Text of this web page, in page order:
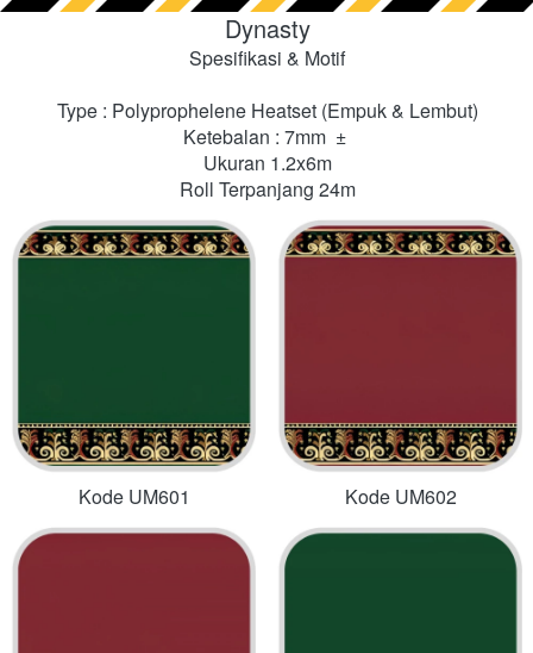
Dynasty
Spesifikasi & Motif
Type : Polyprophelene Heatset (Empuk & Lembut)
Ketebalan : 7mm  ±
Ukuran 1.2x6m
Roll Terpanjang 24m
Kode UM601 Kode UM602